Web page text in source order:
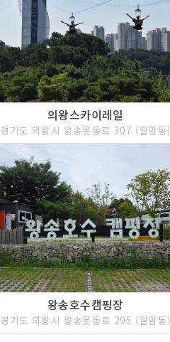
의왕스카이레일
경기도 의왕시 왕송못동로 307 (월암동)
왕송호수캠핑장
경기도 의왕시 왕송못동로 295 (월암동)